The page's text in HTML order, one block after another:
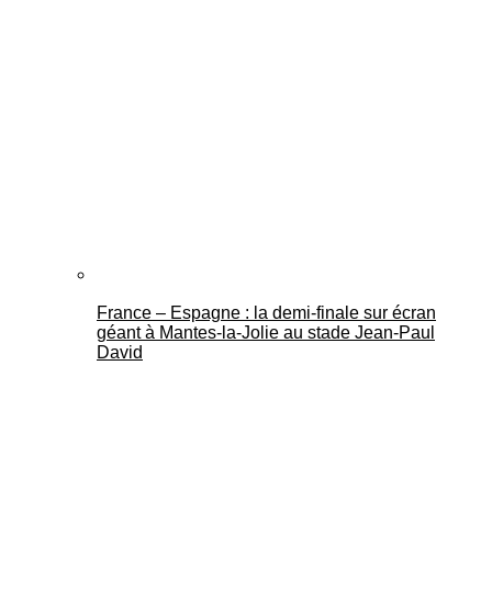
France – Espagne : la demi-finale sur écran
géant à Mantes-la-Jolie au stade Jean-Paul
David